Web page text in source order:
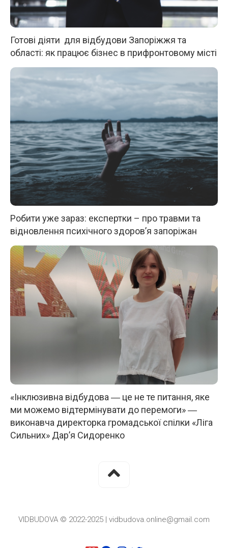
Готові діяти для відбудови Запоріжжя та
області: як працює бізнес в прифронтовому місті
Робити уже зараз: експертки – про травми та
відновлення психічного здоров’я запоріжан
«Інклюзивна відбудова ― це не те питання, яке
ми можемо відтермінувати до перемоги» ―
виконавча директорка громадської спілки «Ліга
Сильних» Дар’я Сидоренко
VIDBUDOVA © 2022-2025 | vidbudova.online@gmail.com